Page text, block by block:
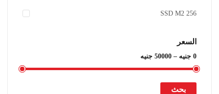
256 SSD M2
السعر
بحث